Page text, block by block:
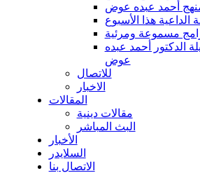
أحمد عبده عوض
هذا الأسبوع
مسموعة ومرئية
الدكتور أحمد عبده
عوض
للاتصال
الاخبار
المقالات
مقالات دينية
البث المباشر
الأخبار
السلايدر
الاتصال بنا